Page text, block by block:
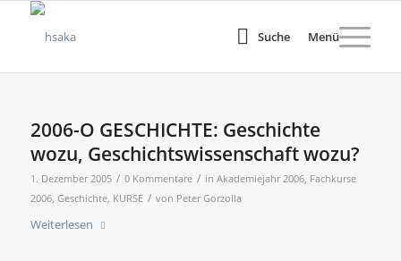
Suche Menü
2006-O GESCHICHTE: Geschichte
wozu, Geschichtswissenschaft wozu?
1. Dezember 2005 / 0 Kommentare / in Akademiejahr 2006, Fachkurse
2006, Geschichte, KURSE / von Peter Gorzolla
Weiterlesen